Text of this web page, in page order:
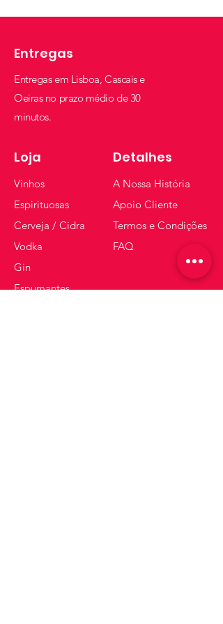
Entregas
Entregas em Lisboa, Cascais e
Oeiras no prazo médio de 30
minutos.
Loja
Vinhos
Espirituosas
Cerveja / Cidra
Vodka
Gin
Espumantes
Detalhes
A Nossa História
Apoio Cliente
Termos e Condições
FAQ